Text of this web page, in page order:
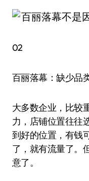
02
百丽落幕：缺少品
大多数企业，比较
力，店铺位置往往
到好的位置，有钱
了，就有流量了。
意了。